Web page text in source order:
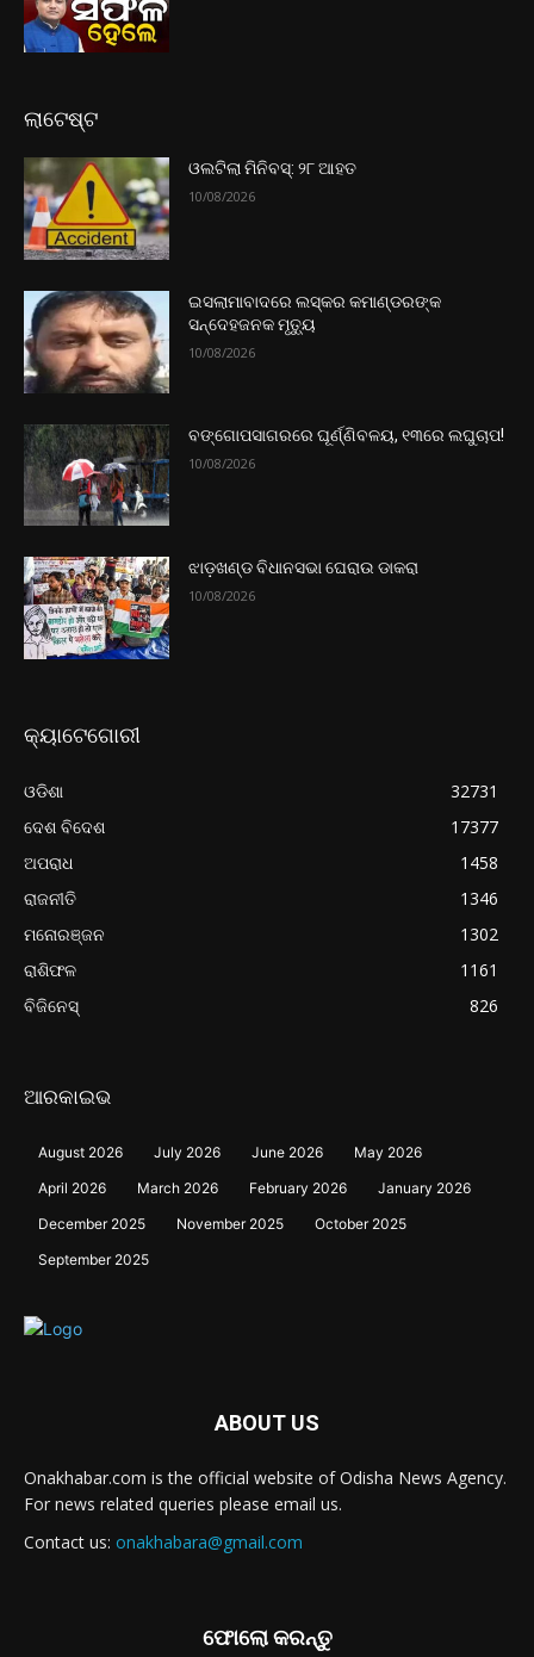
ଲାଟେଷ୍ଟ
ଓଲଟିଲା ମିନିବସ୍: ୨୮ ଆହତ
10/08/2026
ଇସଲାମାବାଦରେ ଲସ୍କର କମାଣ୍ଡରଙ୍କ
ସନ୍ଦେହଜନକ ମୃତ୍ୟୁ
10/08/2026
ବଙ୍ଗୋପସାଗରରେ ଘୂର୍ଣ୍ଣିବଳୟ, ୧୩ରେ ଲଘୁଚାପ!
10/08/2026
ଝାଡ଼ଖଣ୍ଡ ବିଧାନସଭା ଘେରାଉ ଡାକରା
10/08/2026
କ୍ୟାଟେଗୋରୀ
ଓଡିଶା
32731
ଦେଶ ବିଦେଶ
17377
ଅପରାଧ
1458
ରାଜନୀତି
1346
ମନୋରଞ୍ଜନ
1302
ରାଶିଫଳ
1161
ବିଜିନେସ୍
826
ଆରକାଇଭ
August 2026 July 2026 June 2026
May 2026
April 2026
March 2026 February 2026
January 2026
December 2025
November 2025
October 2025
September 2025
ABOUT US
Onakhabar.com is the official website of Odisha News Agency.
For news related queries please email us.
Contact us: onakhabara@gmail.com
ଫୋଲୋ କରନ୍ତୁ